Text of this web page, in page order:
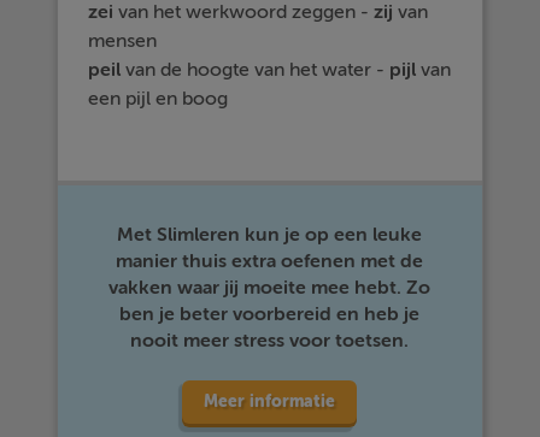
zei van het werkwoord zeggen -zij van
mensen
peil van de hoogte van het water - pijl van
een pijl en boog
Met Slimleren kun je op een leuke
manier thuis extra oefenen met de
vakken waar jij moeite mee hebt. Zo
ben je beter voorbereid en heb je
nooit meer stress voor toetsen.
Meer informatie